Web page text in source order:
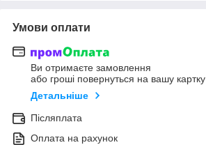
Умови оплати
Ви отримаєте замовлення
або гроші повернуться на вашу картку
Детальніше
Післяплата
Оплата на рахунок